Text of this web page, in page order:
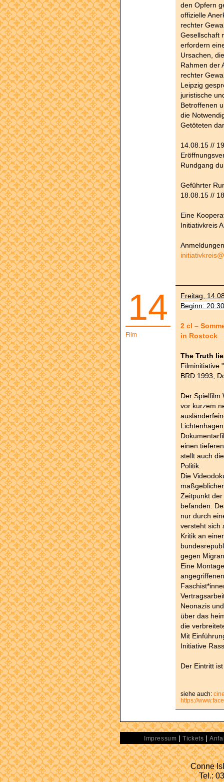
den Opfern
offizielle
rechter
Gesellschaft
erfordern
Ursachen,
Rahmen der
rechter
Leipzig
juristische
Betroffenen
die
Getöteten
14.08.15 //
Rundgang
Geführter
18.08.15 //
Eine
Initiativkreis
14
Film
Freitag,
Beginn:
2 cl –
in Rostock
The Truth
Filminitiative
BRD 1993,
Der Spielfilm
vor kurzem
einen
stellt auch
Politik.
Die
Zeitpunkt
befanden.
nur durch
versteht sich
Kritik an
gegen
Eine
Neonazis
über das
die
Mit
Initiative
Der Eintritt
siehe auch:
https://
Impressum |Tickets |
Conne
Tel.: